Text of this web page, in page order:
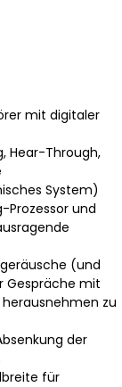
mit digitaler
Hear-Through,
System)
Prozessor und
(und
Gespräche mit
zu
der
für